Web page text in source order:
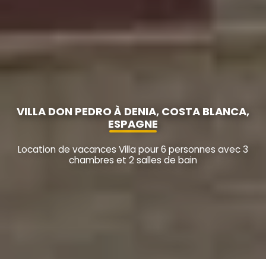
VILLA DON PEDRO À DENIA, COSTA BLANCA,
ESPAGNE
Location de vacances Villa pour 6 personnes avec 3
chambres et 2 salles de bain